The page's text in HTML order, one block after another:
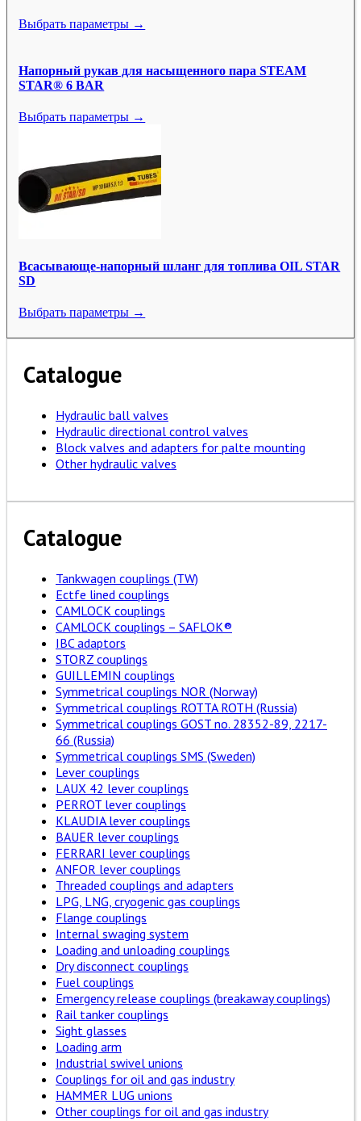
Выбрать параметры →
Напорный рукав для насыщенного пара STEAM
STAR® 6 BAR
Выбрать параметры →
Всасывающе-напорный шланг для топлива OIL STAR
SD
Выбрать параметры →
Catalogue
Hydraulic ball valves
Hydraulic directional control valves
Block valves and adapters for palte mounting
Other hydraulic valves
Catalogue
Tankwagen couplings (TW)
Ectfe lined couplings
CAMLOCK couplings
CAMLOCK couplings – SAFLOK®
IBC adaptors
STORZ couplings
GUILLEMIN couplings
Symmetrical couplings NOR (Norway)
Symmetrical couplings ROTTA ROTH (Russia)
Symmetrical couplings GOST no. 28352-89, 2217-
66 (Russia)
Symmetrical couplings SMS (Sweden)
Lever couplings
LAUX 42 lever couplings
PERROT lever couplings
KLAUDIA lever couplings
BAUER lever couplings
FERRARI lever couplings
ANFOR lever couplings
Threaded couplings and adapters
LPG, LNG, cryogenic gas couplings
Flange couplings
Internal swaging system
Loading and unloading couplings
Dry disconnect couplings
Fuel couplings
Emergency release couplings (breakaway couplings)
Rail tanker couplings
Sight glasses
Loading arm
Industrial swivel unions
Couplings for oil and gas industry
HAMMER LUG unions
Other couplings for oil and gas industry